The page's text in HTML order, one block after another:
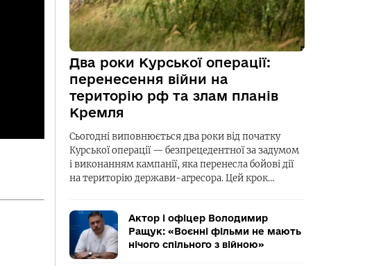
Два роки Курської операції:
перенесення війни на
територію рф та злам планів
Кремля
Сьогодні виповнюється два роки від початку
Курської операції — безпрецедентної за задумом
і виконанням кампанії, яка перенесла бойові дії
на територію держави-агресора. Цей крок…
Актор і офіцер Володимир
Ращук: «Воєнні фільми не мають
нічого спільного з війною»